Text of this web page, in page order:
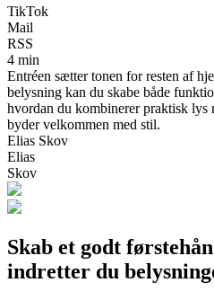
TikTok
Mail
RSS
4 min
Entréen sætter tonen for resten af
belysning kan du skabe både
hvordan du kombinerer praktisk lys
byder velkommen med stil.
Elias Skov
Elias
Skov
Skab et godt
indretter du